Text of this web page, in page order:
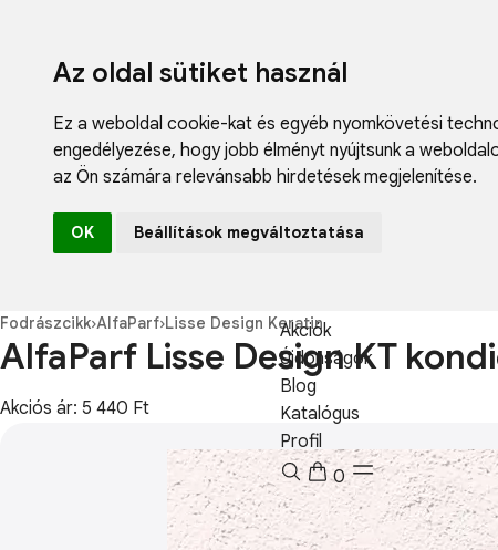
Az oldal sütiket használ
Ez a weboldal cookie-kat és egyéb nyomkövetési
engedélyezése, hogy jobb élményt nyújtsunk a
az Ön számára relevánsabb hirdetések megjelenítése.
OK Beállítások megváltoztatása
Fodrászcikk
Akciók
Újdonságok
Blog
Katalógus
Profil
0
Fodrászcikk›AlfaParf›Lisse Design Keratin
AlfaParf Lisse Design KT
Akciós ár: 5 440 Ft